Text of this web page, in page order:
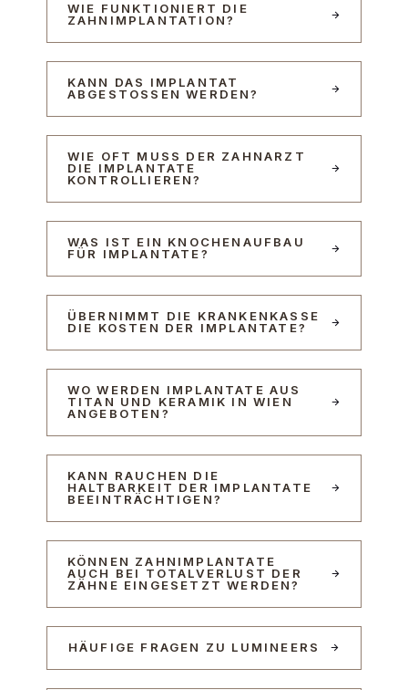
WIE FUNKTIONIERT DIE
ZAHNIMPLANTATION?
KANN DAS IMPLANTAT
ABGESTOSSEN WERDEN?
WIE OFT MUSS DER ZAHNARZT
DIE IMPLANTATE
KONTROLLIEREN?
WAS IST EIN KNOCHENAUFBAU
FÜR IMPLANTATE?
ÜBERNIMMT DIE KRANKENKASSE
DIE KOSTEN DER IMPLANTATE?
WO WERDEN IMPLANTATE AUS
TITAN UND KERAMIK IN WIEN
ANGEBOTEN?
KANN RAUCHEN DIE
HALTBARKEIT DER IMPLANTATE
BEEINTRÄCHTIGEN?
KÖNNEN ZAHNIMPLANTATE
AUCH BEI TOTALVERLUST DER
ZÄHNE EINGESETZT WERDEN?
HÄUFIGE FRAGEN ZU LUMINEERS